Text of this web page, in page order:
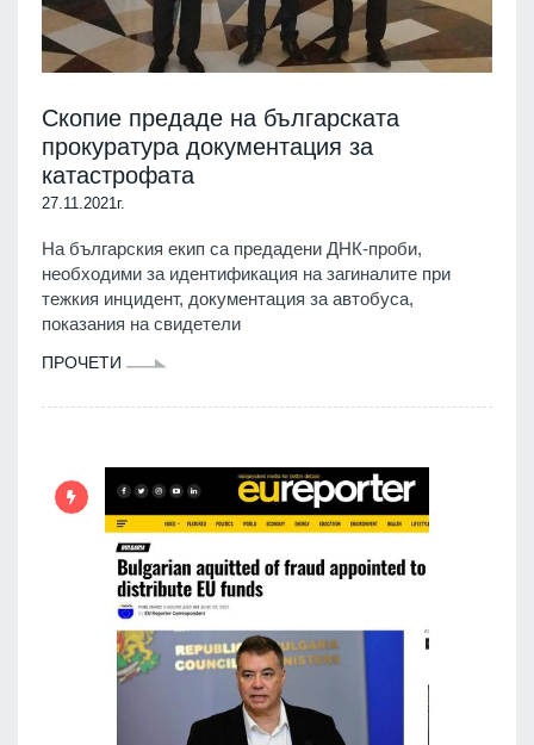
Скопие предаде на българската
прокуратура документация за
катастрофата
27.11.2021г.
На българския екип са предадени ДНК-проби,
необходими за идентификация на загиналите при
тежкия инцидент, документация за автобуса,
показания на свидетели
ПРОЧЕТИ